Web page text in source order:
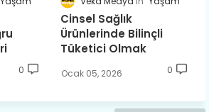
0
Cinsel Sağlık
Ürünlerinde Bilinçli
Tüketici Olmak
Ocak 05, 2026 0